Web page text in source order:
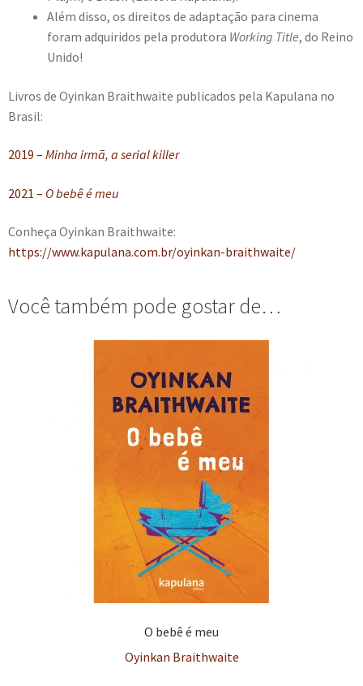
Além disso, os direitos de adaptação para cinema
foram adquiridos pela produtora Working Title, do Reino
Unido!
Livros de Oyinkan Braithwaite publicados pela Kapulana no
Brasil:
2019 – Minha irmã, a serial killer
2021 – O bebê é meu
Conheça Oyinkan Braithwaite:
https://www.kapulana.com.br/oyinkan-braithwaite/
Você também pode gostar de…
O bebê é meu
Oyinkan Braithwaite